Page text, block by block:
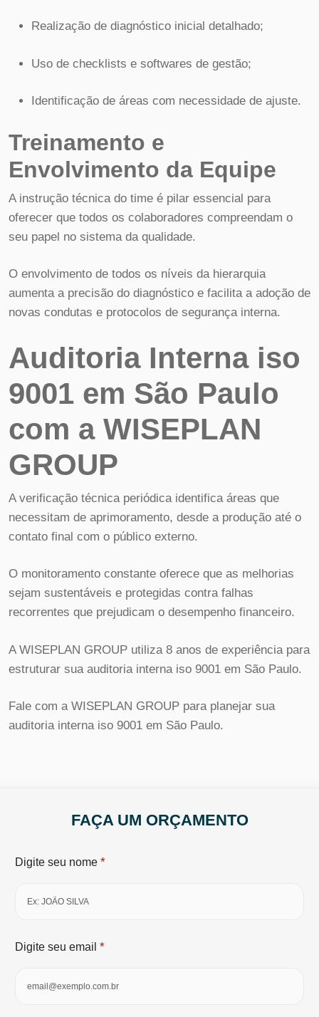
Realização de diagnóstico inicial detalhado;
Uso de checklists e softwares de gestão;
Identificação de áreas com necessidade de ajuste.
Treinamento e
Envolvimento da Equipe
A instrução técnica do time é pilar essencial para
oferecer que todos os colaboradores compreendam o
seu papel no sistema da qualidade.
O envolvimento de todos os níveis da hierarquia
aumenta a precisão do diagnóstico e facilita a adoção de
novas condutas e protocolos de segurança interna.
Auditoria Interna iso
9001 em São Paulo
com a WISEPLAN
GROUP
A verificação técnica periódica identifica áreas que
necessitam de aprimoramento, desde a produção até o
contato final com o público externo.
O monitoramento constante oferece que as melhorias
sejam sustentáveis e protegidas contra falhas
recorrentes que prejudicam o desempenho financeiro.
A WISEPLAN GROUP utiliza 8 anos de experiência para
estruturar sua auditoria interna iso 9001 em São Paulo.
Fale com a WISEPLAN GROUP para planejar sua
auditoria interna iso 9001 em São Paulo.
FAÇA UM ORÇAMENTO
Digite seu nome *
Digite seu email *